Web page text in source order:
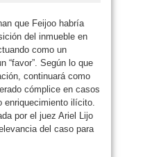
que Feijoo habría
del inmueble en
como un
“favor”. Según lo que
continuará como
cómplice en casos
enriquecimiento ilícito.
por el juez Ariel Lijo
del caso para